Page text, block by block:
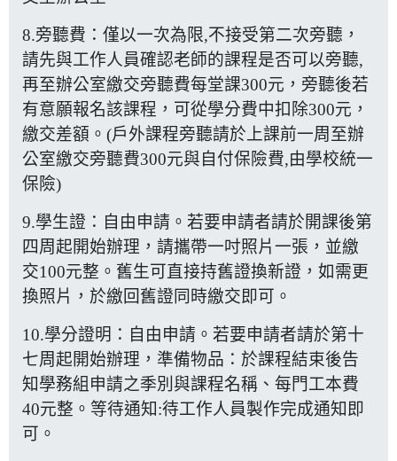
8.旁聽費：僅以一次為限,不接受第二次旁聽，
請先與工作人員確認老師的課程是否可以旁聽,
再至辦公室繳交旁聽費每堂課300元，旁聽後若
有意願報名該課程，可從學分費中扣除300元，
繳交差額。(戶外課程旁聽請於上課前一周至辦
公室繳交旁聽費300元與自付保險費,由學校統一
保險)
9.學生證：自由申請。若要申請者請於開課後第
四周起開始辦理，請攜帶一吋照片一張，並繳
交100元整。舊生可直接持舊證換新證，如需更
換照片，於繳回舊證同時繳交即可。
10.學分證明：自由申請。若要申請者請於第十
七周起開始辦理，準備物品：於課程結束後告
知學務組申請之季別與課程名稱、每門工本費
40元整。等待通知:待工作人員製作完成通知即
可。